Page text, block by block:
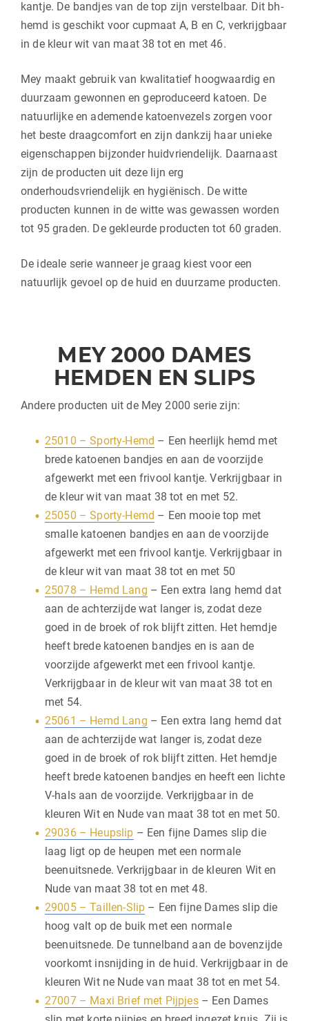
kantje. De bandjes van de top zijn verstelbaar. Dit bh-
hemd is geschikt voor cupmaat A, B en C, verkrijgbaar
in de kleur wit van maat 38 tot en met 46.
Mey maakt gebruik van kwalitatief hoogwaardig en
duurzaam gewonnen en geproduceerd katoen. De
natuurlijke en ademende katoenvezels zorgen voor
het beste draagcomfort en zijn dankzij haar unieke
eigenschappen bijzonder huidvriendelijk. Daarnaast
zijn de producten uit deze lijn erg
onderhoudsvriendelijk en hygiënisch. De witte
producten kunnen in de witte was gewassen worden
tot 95 graden. De gekleurde producten tot 60 graden.
De ideale serie wanneer je graag kiest voor een
natuurlijk gevoel op de huid en duurzame producten.
MEY 2000 DAMES
HEMDEN EN SLIPS
Andere producten uit de Mey 2000 serie zijn:
25010 – Sporty-Hemd – Een heerlijk hemd met
brede katoenen bandjes en aan de voorzijde
afgewerkt met een frivool kantje. Verkrijgbaar in
de kleur wit van maat 38 tot en met 52.
25050 – Sporty-Hemd – Een mooie top met
smalle katoenen bandjes en aan de voorzijde
afgewerkt met een frivool kantje. Verkrijgbaar in
de kleur wit van maat 38 tot en met 50
25078 – Hemd Lang – Een extra lang hemd dat
aan de achterzijde wat langer is, zodat deze
goed in de broek of rok blijft zitten. Het hemdje
heeft brede katoenen bandjes en is aan de
voorzijde afgewerkt met een frivool kantje.
Verkrijgbaar in de kleur wit van maat 38 tot en
met 54.
25061 – Hemd Lang – Een extra lang hemd dat
aan de achterzijde wat langer is, zodat deze
goed in de broek of rok blijft zitten. Het hemdje
heeft brede katoenen bandjes en heeft een lichte
V-hals aan de voorzijde. Verkrijgbaar in de
kleuren Wit en Nude van maat 38 tot en met 50.
29036 – Heupslip – Een fijne Dames slip die
laag ligt op de heupen met een normale
beenuitsnede. Verkrijgbaar in de kleuren Wit en
Nude van maat 38 tot en met 48.
29005 – Taillen-Slip – Een fijne Dames slip die
hoog valt op de buik met een normale
beenuitsnede. De tunnelband aan de bovenzijde
voorkomt insnijding in de huid. Verkrijgbaar in de
kleuren Wit ne Nude van maat 38 tot en met 54.
27007 – Maxi Brief met Pijpjes– Een Dames